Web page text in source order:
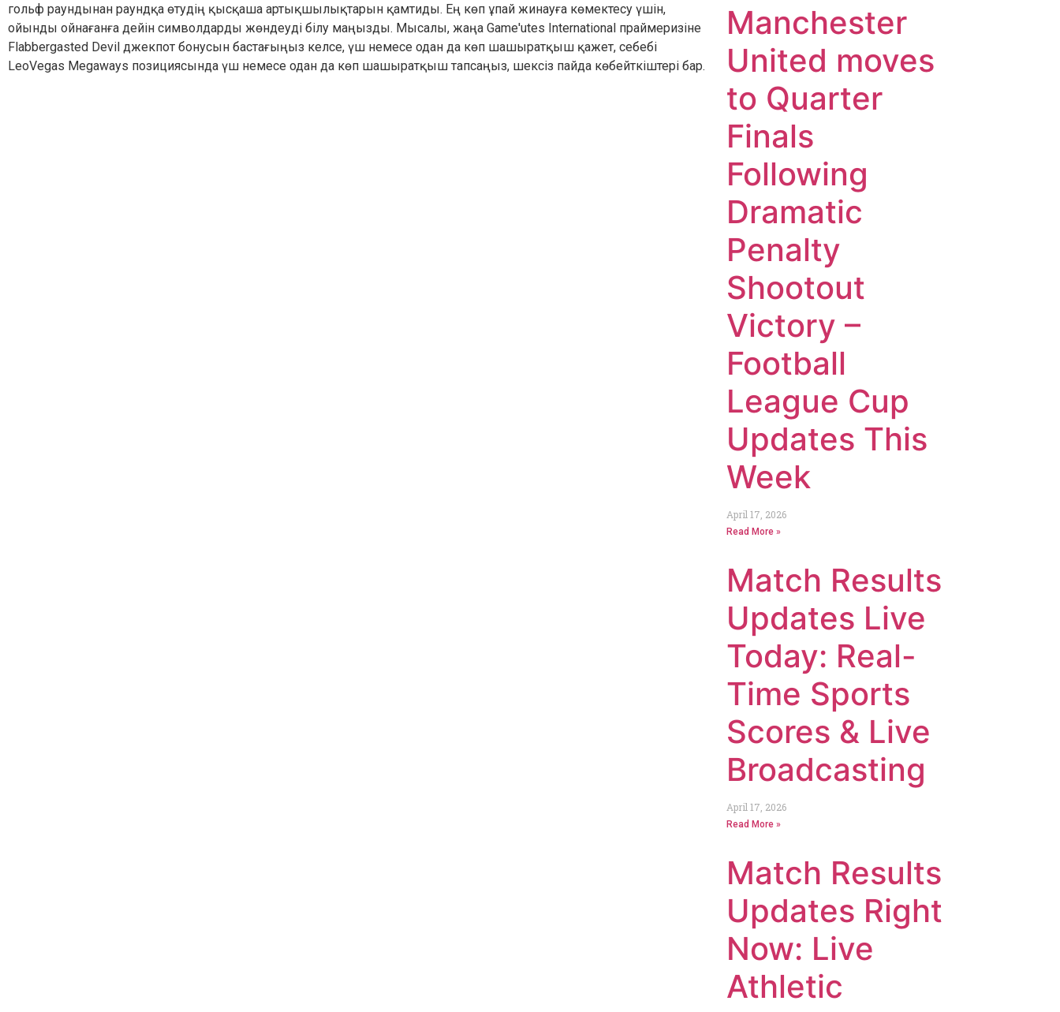
гольф раундынан раундқа өтудің қысқаша артықшылықтарын қамтиды. Ең көп ұпай жинауға көмектесу үшін,
ойынды ойнағанға дейін символдарды жөндеуді білу маңызды. Мысалы, жаңа Game'utes International праймеризіне
Flabbergasted Devil джекпот бонусын бастағыңыз келсе, үш немесе одан да көп шашыратқыш қажет, себебі
LeoVegas Megaways позициясында үш немесе одан да көп шашыратқыш тапсаңыз, шексіз пайда көбейткіштері бар.
Manchester
United moves
to Quarter
Finals
Following
Dramatic
Penalty
Shootout
Victory –
Football
League Cup
Updates This
Week
April 17, 2026
Read More »
Match Results
Updates Live
Today: Real-
Time Sports
Scores & Live
Broadcasting
April 17, 2026
Read More »
Match Results
Updates Right
Now: Live
Athletic